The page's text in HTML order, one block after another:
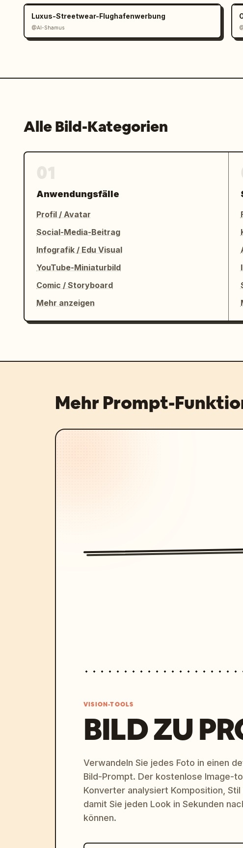
Luxus-Streetwear-Flughafenwerbung
@Al-Shamus
Alle Bild-Kategorien
Anwendungsfälle
Profil / Avatar
Social-Media-Beitrag
Infografik / Edu Visual
YouTube-Miniaturbild
Comic / Storyboard
Mehr anzeigen
Mehr Prompt-
VISION-TOOLS
BILD ZU
Verwandeln Sie jedes Foto in einen
Bild-Prompt. Der kostenlose Image-
Konverter analysiert Komposition, Stil
damit Sie jeden Look in Sekunden
können.